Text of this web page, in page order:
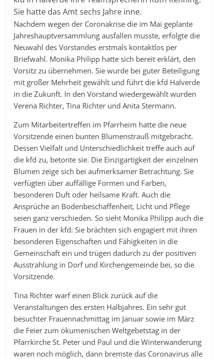
Sie hatte das Amt sechs Jahre inne.
Nachdem wegen der Coronakrise die im Mai geplante
Jahreshauptversammlung ausfallen musste, erfolgte die
Neuwahl des Vorstandes erstmals kontaktlos per
Briefwahl. Monika Philipp hatte sich bereit erklärt, den
Vorsitz zu übernehmen. Sie wurde bei guter Beteiligung
mit großer Mehrheit gewählt und führt die kfd Halverde
in die Zukunft. In den Vorstand wiedergewählt wurden
Verena Richter, Tina Richter und Anita Stermann.
Zum Mitarbeitertreffen im Pfarrheim hatte die neue
Vorsitzende einen bunten Blumenstrauß mitgebracht.
Dessen Vielfalt und Unterschiedlichkeit treffe auch auf
die kfd zu, betonte sie. Die Einzigartigkeit der einzelnen
Blumen zeige sich bei aufmerksamer Betrachtung. Sie
verfügten über auffällige Formen und Farben,
besonderen Duft oder heilsame Kraft. Auch die
Ansprüche an Bodenbeschaffenheit, Licht und Pflege
seien ganz verschieden. So sieht Monika Philipp auch die
Frauen in der kfd: Sie brächten sich engagiert mit ihren
besonderen Eigenschaften und Fähigkeiten in die
Gemeinschaft ein und trügen dadurch zu der positiven
Ausstrahlung in Dorf und Kirchengemeinde bei, so die
Vorsitzende.
Tina Richter warf einen Blick zurück auf die
Veranstaltungen des ersten Halbjahres. Ein sehr gut
besuchter Frauennachmittag im Januar sowie im März
die Feier zum ökumenischen Weltgebetstag in der
Pfarrkirche St. Peter und Paul und die Winterwanderung
waren noch möglich, dann bremste das Coronavirus alle